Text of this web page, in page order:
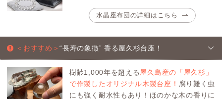
水晶座布団の詳細はこちら
＜おすすめ＞“長寿の象徴” 香る屋久杉台座！
樹齢1,000年を超える 屋久島産の「屋久杉」
で作製したオリジナル木製台座！ 腐り難く虫
にも強く耐水性もあり！ほのかな木の香りに